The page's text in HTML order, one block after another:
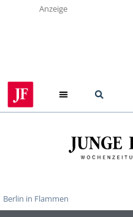
Anzeige
Berlin in Flammen